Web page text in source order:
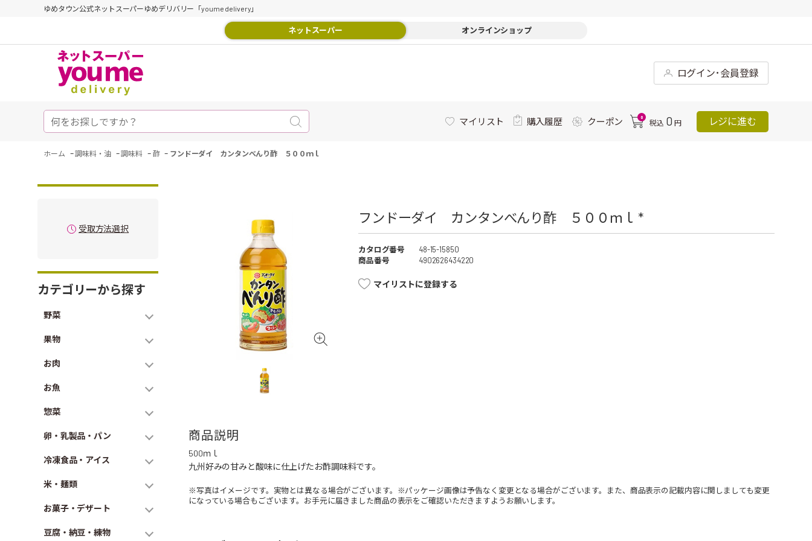
ゆめタウン公式ネットスーパーゆめデリバリー「youme delivery」
ネットスーパー オンラインショップ
ログイン･会員登録
マイリスト 購入履歴 クーポン 0
税込 0 円 レジに進む
ホーム -調味料・油 -調味料 - 酢 - フンドーダイ カンタンべんり酢 ５００ｍｌ
受取方法選択
カテゴリーから探す
野菜
果物
お肉
お魚
惣菜
卵・乳製品・パン
冷凍食品・アイス
米・麺類
お菓子・デザート
豆腐・納豆・練物
フンドーダイ カンタンべんり酢 ５００ｍｌ *
カタログ番号
48-15-15850
商品番号
4902626434220
マイリストに登録する
商品説明
500ｍｌ
九州好みの甘みと酸味に仕上げたお酢調味料です。
※写真はイメージです。実物とは異なる場合がございます。※パッケージ画像は予告なく変更となる場合がございます。また、商品表示の記載内容に関しましても変更
になっている場合もございます。お手元に届きました商品の表示をご確認いただきますようお願いします。